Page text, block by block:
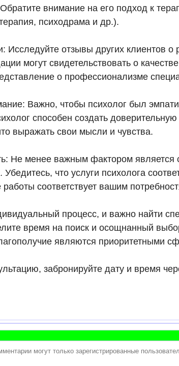
внимание на его подход к
психодрама и др.).
отзывы других клиентов о
могут свидетельствовать о
о профессионализме
Важно, чтобы психолог был
способен создать доверительную
выражать свои мысли и чувства.
Не менее важным фактором является
Убедитесь, что услуги психолога
соответствует вашим
процесс, и важно найти
время на поиск и осощнанный
являются приоритетными
забронируйте дату и время